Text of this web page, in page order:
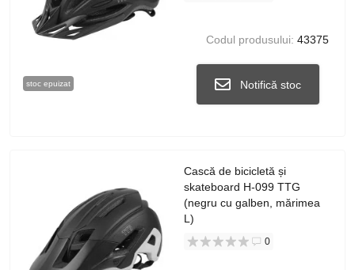
stoc epuizat
Codul produsului: 43375
Notifică stoc
Cască de bicicletă și
skateboard H-099 TTG
(negru cu galben, mărimea
L)
0